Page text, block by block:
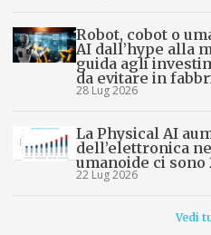
Robot, cobot o
AI dall’hype alla
guida agli
da evitare in
28 Lug 2026
La Physical AI
dell’elettronica
umanoide ci sono
22 Lug 2026
Vedi